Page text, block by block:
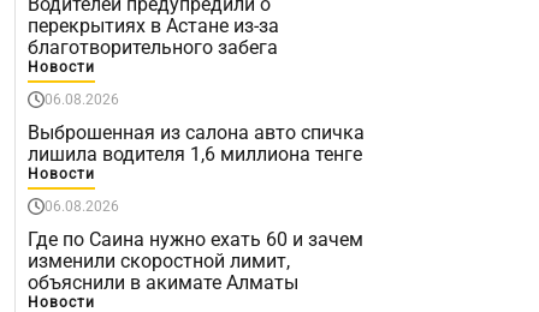
перекрытиях в Астане из-за
благотворительного забега
Новости
06.08.2026
Выброшенная из салона авто спичка
лишила водителя 1,6 миллиона тенге
Новости
06.08.2026
Где по Саина нужно ехать 60 и зачем
изменили скоростной лимит,
объяснили в акимате Алматы
Новости